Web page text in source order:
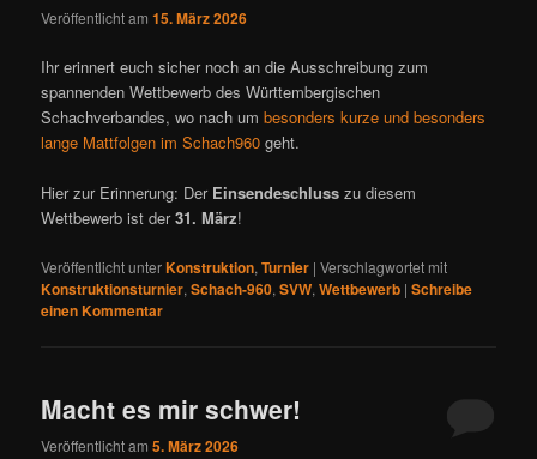
Veröffentlicht am15. März 2026
Ihr erinnert euch sicher noch an die Ausschreibung zum
spannenden Wettbewerb des Württembergischen
Schachverbandes, wo nach umbesonders kurze und besonders
lange Mattfolgen im Schach960 geht.
Hier zur Erinnerung: Der Einsendeschluss zu diesem
Wettbewerb ist der31. März!
Veröffentlicht unterKonstruktion,Turnier |Verschlagwortet mit
Konstruktionsturnier,Schach-960,SVW,Wettbewerb |Schreibe
einen Kommentar
Macht es mir schwer!
Veröffentlicht am5. März 2026